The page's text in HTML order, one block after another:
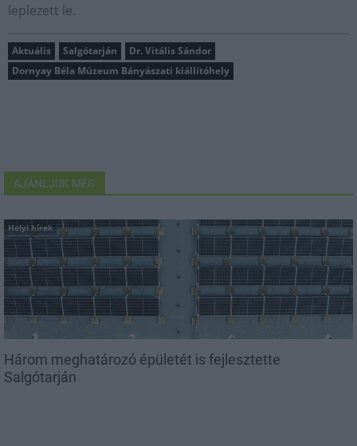
leplezett le.
Aktuális Salgótarján
Dr. Vitális Sándor
Dornyay Béla Múzeum Bányászati kiállítóhely
AJÁNLJUK MÉG
Helyi hírek
Három meghatározó épületét is fejlesztette
Salgótarján